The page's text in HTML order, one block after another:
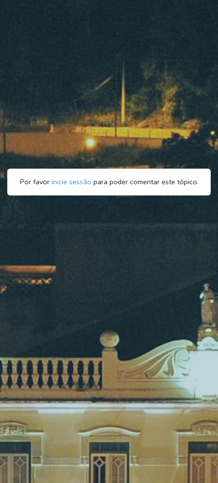
Por favor inicie sessão para poder comentar este tópico.